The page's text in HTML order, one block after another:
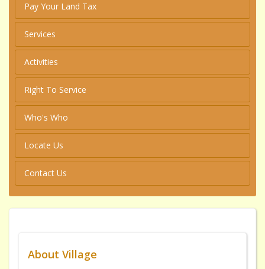
Pay Your Land Tax
Services
Activities
Right To Service
Who's Who
Locate Us
Contact Us
About Village